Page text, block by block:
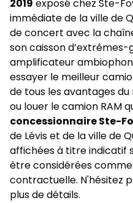
2019 exposé chez Ste-
immédiate de la ville de
de concert avec la
son caisson d’extrêmes-
amplificateur
essayer le meilleur
de tous les avantages du
ou louer lecamion RAM
concessionnaire Ste-
de Lévis et de la ville de
affichées à titre indicatif
être considérées
contractuelle. N'hésitez
plus de détails.